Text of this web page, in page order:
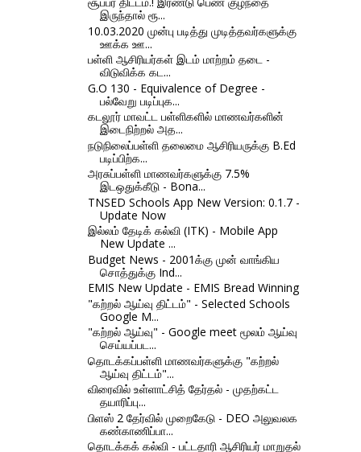
இருந்தால் ரூ...
10.03.2020 முன்பு படித்து முடித்தவர்களுக்கு
ஊக்க ஊ...
பள்ளி ஆசிரியர்கள் இடம் மாற்றம் தடை -
விடுவிக்க கட...
G.O 130 - Equivalence of Degree -
பல்வேறு படிப்புக...
கடலூர் மாவட்ட பள்ளிகளில் மாணவர்களின்
இடைநிற்றல் அத...
நடுநிலைப்பள்ளி தலைமை ஆசிரியருக்கு B.Ed
படிப்பிற்க...
அரசுப்பள்ளி மாணவர்களுக்கு 7.5%
இடஒதுக்கீடு - Bona...
TNSED Schools App New Version: 0.1.7 -
Update Now
இல்லம் தேடிக் கல்வி (ITK) - Mobile App
New Update ...
Budget News - 2001க்கு முன் வாங்கிய
சொத்துக்கு Ind...
EMIS New Update - EMIS Bread Winning
"கற்றல் ஆய்வு திட்டம்" - Selected Schools
Google M...
"கற்றல் ஆய்வு" - Google meet மூலம் ஆய்வு
செய்யப்பட...
தொடக்கப்பள்ளி மாணவர்களுக்கு "கற்றல்
ஆய்வு திட்டம்"...
விரைவில் உள்ளாட்சித் தேர்தல் - முதற்கட்ட
தயாரிப்பு...
பிளஸ் 2 தேர்வில் முறைகேடு - DEO அலுவலக
கண்காணிப்பா...
தொடக்கக் கல்வி - பட்டதாரி ஆசிரியர் மாறுதல்